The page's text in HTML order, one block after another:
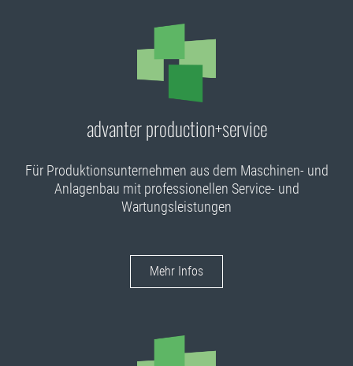
advanter production+service
Für Produktionsunternehmen aus dem Maschinen- und
Anlagenbau mit professionellen Service- und
Wartungsleistungen
Mehr Infos